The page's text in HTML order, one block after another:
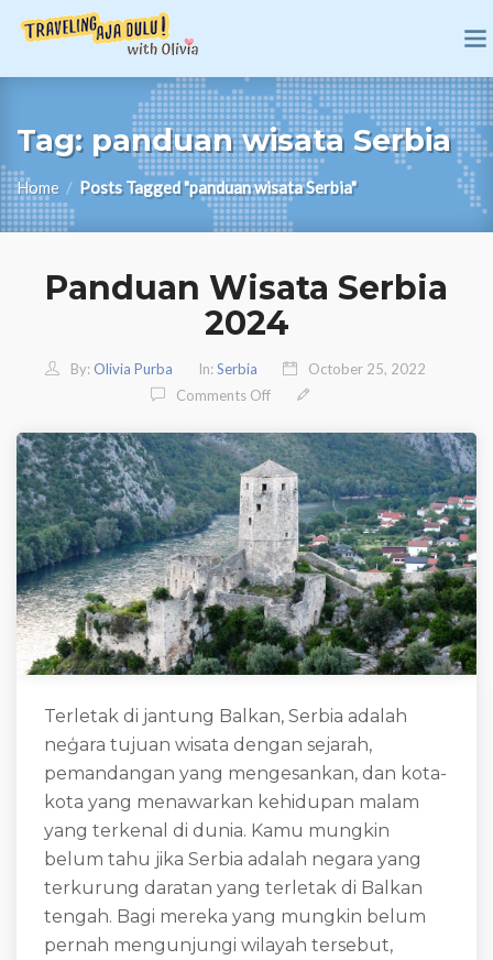
Tag: panduan wisata Serbia
Home / Posts Tagged "panduan wisata Serbia"
Panduan Wisata Serbia
2024
By: Olivia Purba In: Serbia
October 25, 2022
Comments OffOn Panduan Wisata Serbia 2024
Terletak di jantung Balkan, Serbia adalah
neģara tujuan wisata dengan sejarah,
pemandangan yang mengesankan, dan kota-
kota yang menawarkan kehidupan malam
yang terkenal di dunia. Kamu mungkin
belum tahu jika Serbia adalah negara yang
terkurung daratan yang terletak di Balkan
tengah. Bagi mereka yang mungkin belum
pernah mengunjungi wilayah tersebut,